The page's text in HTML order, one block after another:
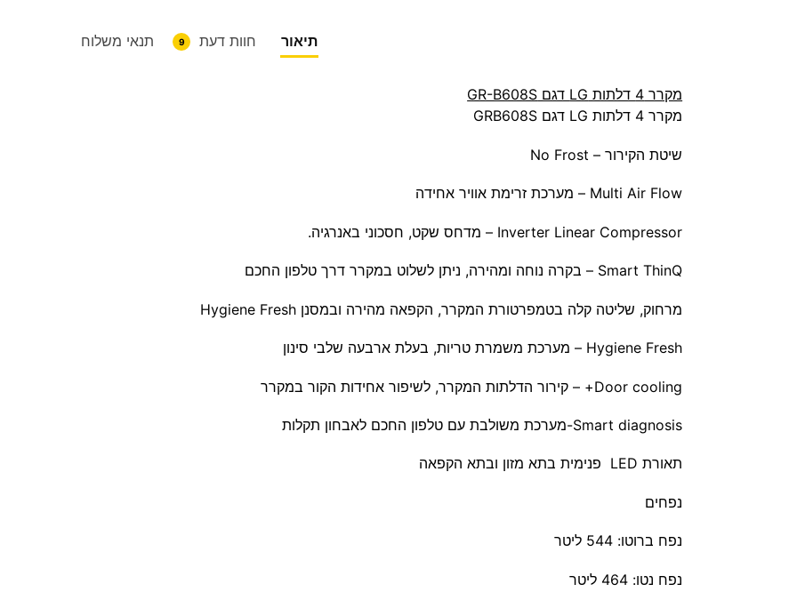
תיאור חוות דעת 9 תנאי משלוח
מקרר 4 דלתות LG דגם GR-B608S
מקרר 4 דלתות LG דגם GRB608S
שיטת הקירור – No Frost
Multi Air Flow – מערכת זרימת אוויר אחידה
Inverter Linear Compressor – מדחס שקט, חסכוני באנרגיה.
Smart ThinQ – בקרה נוחה ומהירה, ניתן לשלוט במקרר דרך טלפון החכם
מרחוק, שליטה קלה בטמפרטורת המקרר, הקפאה מהירה ובמסנן Hygiene Fresh
Hygiene Fresh – מערכת משמרת טריות, בעלת ארבעה שלבי סינון
Door cooling+ – קירור הדלתות המקרר, לשיפור אחידות הקור במקרר
Smart diagnosis-מערכת משולבת עם טלפון החכם לאבחון תקלות
תאורת LED פנימית בתא מזון ובתא הקפאה
נפחים
נפח ברוטו: 544 ליטר
נפח נטו: 464 ליטר